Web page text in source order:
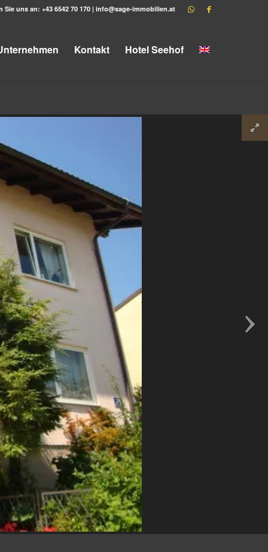
Sie uns an: +43 6542 70 170 | info@sage-immobilien.at
Kontakt Hotel Seehof